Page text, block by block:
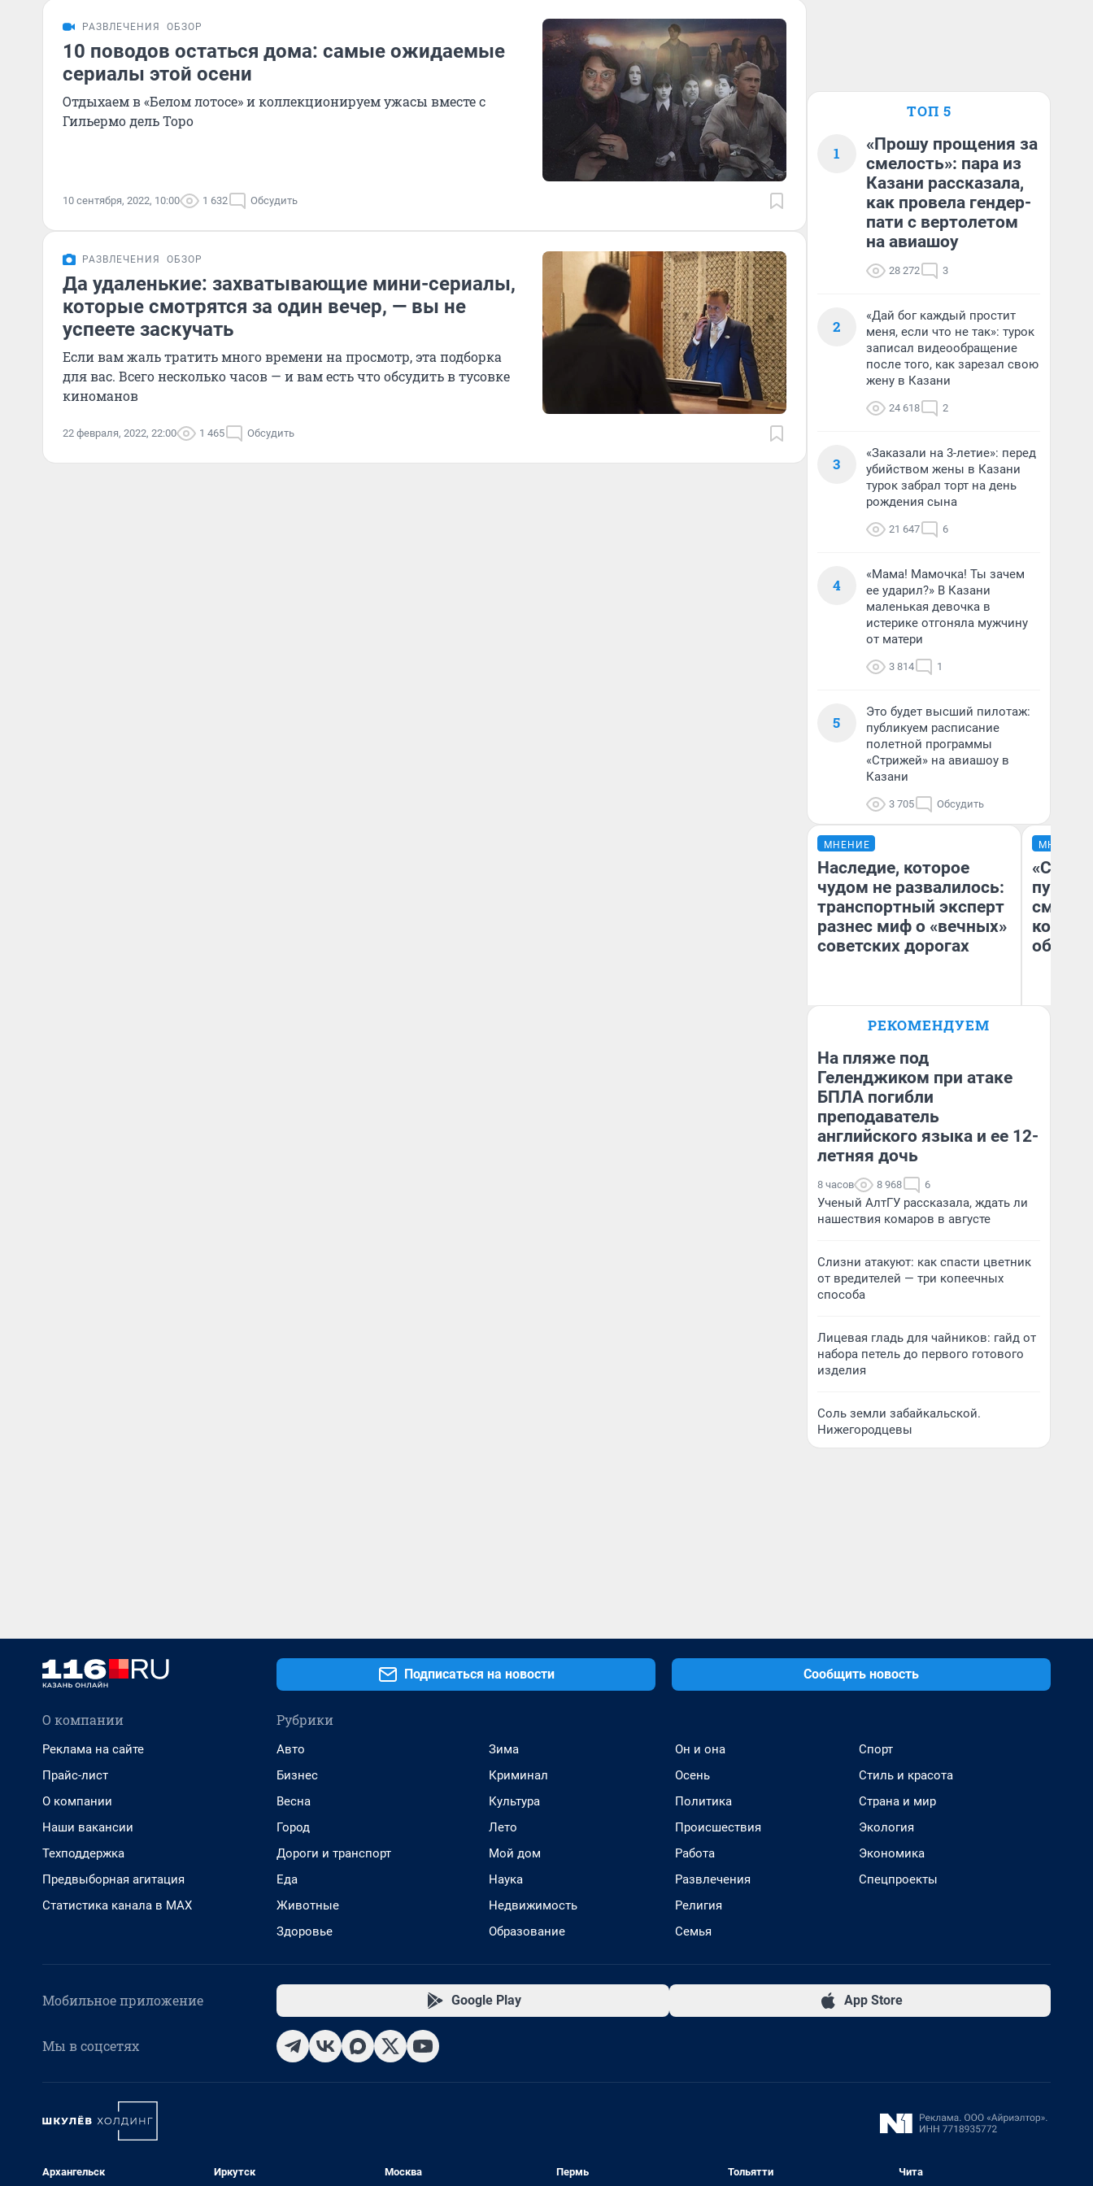
РАЗВЛЕЧЕНИЯ ОБЗОР
10 поводов остаться дома: самые ожидаемые
сериалы этой осени
Отдыхаем в «Белом лотосе» и коллекционируем ужасы вместе с
Гильермо дель Торо
10 сентября, 2022, 10:00 1 632 Обсудить
РАЗВЛЕЧЕНИЯ ОБЗОР
Да удаленькие: захватывающие мини-сериалы,
которые смотрятся за один вечер, — вы не
успеете заскучать
Если вам жаль тратить много времени на просмотр, эта подборка
для вас. Всего несколько часов — и вам есть что обсудить в тусовке
киноманов
22 февраля, 2022, 22:00 1 465 Обсудить
ТОП 5
1
«Прошу прощения за
смелость»: пара из
Казани рассказала,
как провела гендер-
пати с вертолетом
на авиашоу
28 272 3
2
«Дай бог каждый простит
меня, если что не так»: турок
записал видеообращение
после того, как зарезал свою
жену в Казани
24 618 2
3
«Заказали на 3-летие»: перед
убийством жены в Казани
турок забрал торт на день
рождения сына
21 647 6
4
«Мама! Мамочка! Ты зачем
ее ударил?» В Казани
маленькая девочка в
истерике отгоняла мужчину
от матери
3 814 1
5
Это будет высший пилотаж:
публикуем расписание
полетной программы
«Стрижей» на авиашоу в
Казани
3 705 Обсудить
МНЕНИЕ
Наследие, которое
чудом не развалилось:
транспортный эксперт
разнес миф о «вечных»
советских дорогах
Блогер, предприниматель,
бизнесе
МНЕНИЕ
РЕКОМЕНДУЕМ
На пляже под
Геленджиком при атаке
БПЛА погибли
преподаватель
английского языка и ее 12-
летняя дочь
8 часов 8 968 6
Ученый АлтГУ рассказала, ждать ли
нашествия комаров в августе
Слизни атакуют: как спасти цветник
от вредителей — три копеечных
способа
Лицевая гладь для чайников: гайд от
набора петель до первого готового
изделия
Соль земли забайкальской.
Нижегородцевы
Подписаться на новости Сообщить новость
О компании
Реклама на сайте
Прайс-лист
О компании
Наши вакансии
Техподдержка
Предвыборная агитация
Статистика канала в MAX
Рубрики
Авто
Бизнес
Весна
Город
Дороги и транспорт
Еда
Животные
Здоровье
Зима
Криминал
Культура
Лето
Мой дом
Наука
Недвижимость
Образование
Он и она
Осень
Политика
Происшествия
Работа
Развлечения
Религия
Семья
Спорт
Стиль и красота
Страна и мир
Экология
Экономика
Спецпроекты
Мобильное приложение Google Play App Store
Мы в соцсетях
Архангельск Иркутск Москва Пермь Тольятти Чита